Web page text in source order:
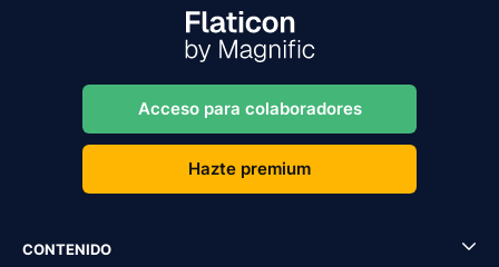
Acceso para colaboradores
Hazte premium
CONTENIDO